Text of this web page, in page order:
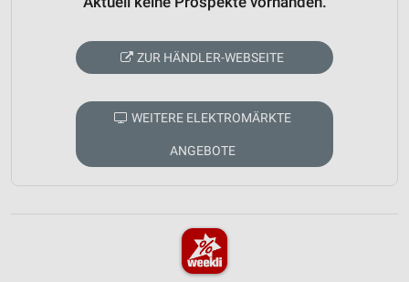
ZUR HÄNDLER-WEBSEITE
WEITERE ELEKTROMÄRKTE
ANGEBOTE